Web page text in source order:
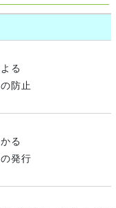
る
防止
る
発行